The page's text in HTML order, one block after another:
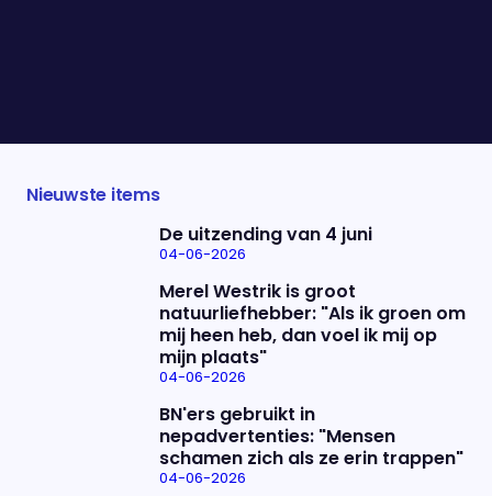
Nieuwste items
De uitzending van 4 juni
04-06-2026
Merel Westrik is groot
natuurliefhebber: "Als ik groen om
mij heen heb, dan voel ik mij op
mijn plaats"
04-06-2026
BN'ers gebruikt in
nepadvertenties: "Mensen
schamen zich als ze erin trappen"
04-06-2026